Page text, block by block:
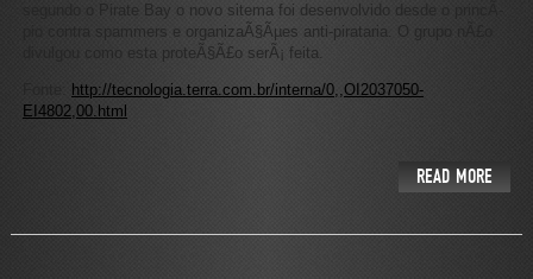
segundo o Pirate Bay o novo sitema foi desenvolvido desde o princÃ­
pio contra spammers e organizaÃ§Ãµes anti-pirataria. O grupo nÃ£o
divulgou como esta proteÃ§Ã£o serÃ¡ feita.
http://tecnologia.terra.com.br/interna/0,,OI2037050-
EI4802,00.html
READ MORE